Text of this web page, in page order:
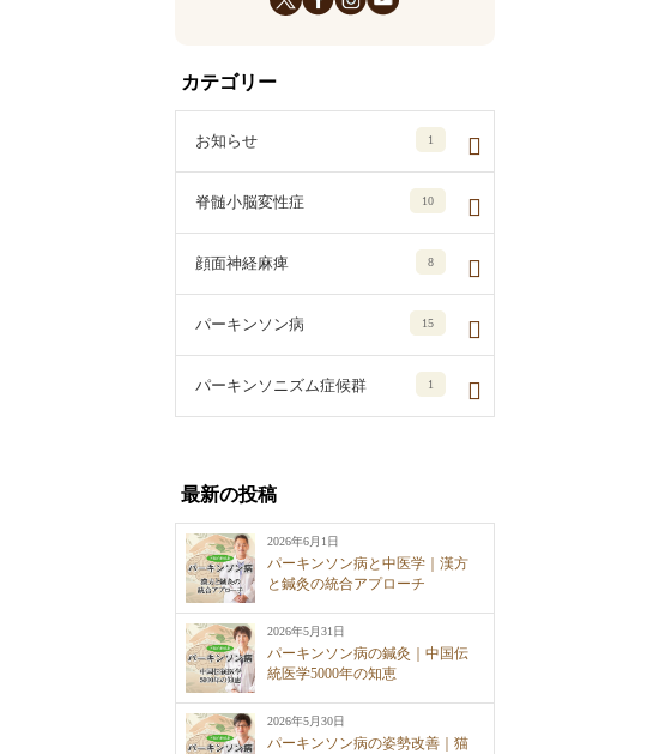
カテゴリー
お知らせ 1
脊髄小脳変性症 10
顔面神経麻痺 8
パーキンソン病 15
パーキンソニズム症候群 1
最新の投稿
2026年6月1日
パーキンソン病と中医学｜漢方
と鍼灸の統合アプローチ
2026年5月31日
パーキンソン病の鍼灸｜中国伝
統医学5000年の知恵
2026年5月30日
パーキンソン病の姿勢改善｜猫